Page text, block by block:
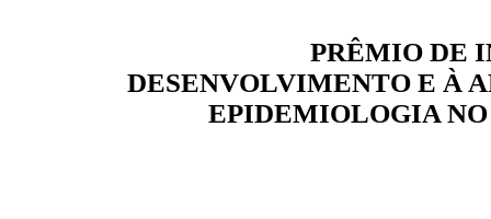
PRÊMIO DE
DESENVOLVIMENTO E À
EPIDEMIOLOGIA NO